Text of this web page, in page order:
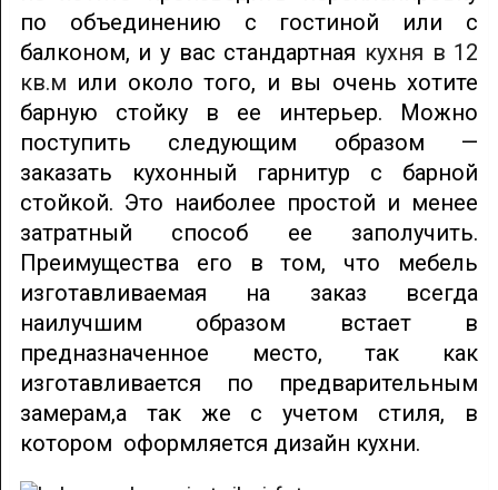
по объединению с гостиной или с
балконом, и у вас стандартная кухня в 12
кв.м или около того, и вы очень хотите
барную стойку в ее интерьер. Можно
поступить следующим образом —
заказать кухонный гарнитур с барной
стойкой. Это наиболее простой и менее
затратный способ ее заполучить.
Преимущества его в том, что мебель
изготавливаемая на заказ всегда
наилучшим образом встает в
предназначенное место, так как
изготавливается по предварительным
замерам,а так же с учетом стиля, в
котором оформляется дизайн кухни.